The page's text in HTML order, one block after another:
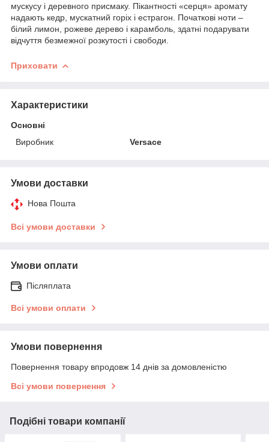
мускусу і деревного присмаку. Пікантності «серця» аромату
надають кедр, мускатний горіх і естрагон. Початкові ноти –
білий лимон, рожеве дерево і карамболь, здатні подарувати
відчуття безмежної розкутості і свободи.
Приховати
Характеристики
Основні
Виробник
Versace
Умови доставки
Нова Пошта
Всі умови доставки
Умови оплати
Післяплата
Всі умови оплати
Умови повернення
Повернення товару впродовж 14 днів за домовленістю
Всі умови повернення
Подібні товари компанії